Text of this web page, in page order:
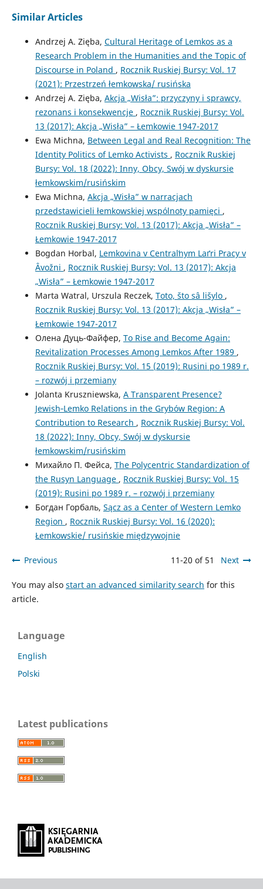
Similar Articles
Andrzej A. Zięba, Cultural Heritage of Lemkos as a
Research Problem in the Humanities and the Topic of
Discourse in Poland , Rocznik Ruskiej Bursy: Vol. 17
(2021): Przestrzeń łemkowska/ rusińska
Andrzej A. Zięba, Akcja „Wisła”: przyczyny i sprawcy,
rezonans i konsekwencje , Rocznik Ruskiej Bursy: Vol.
13 (2017): Akcja „Wisła” – Łemkowie 1947-2017
Ewa Michna, Between Legal and Real Recognition: The
Identity Politics of Lemko Activists , Rocznik Ruskiej
Bursy: Vol. 18 (2022): Inny, Obcy, Swój w dyskursie
łemkowskim/rusińskim
Ewa Michna, Akcja „Wisła” w narracjach
przedstawicieli łemkowskiej wspólnoty pamięci ,
Rocznik Ruskiej Bursy: Vol. 13 (2017): Akcja „Wisła” –
Łemkowie 1947-2017
Bogdan Horbal, Lemkovina v Centralʹnym Laґrі Pracy v
Âvožnі , Rocznik Ruskiej Bursy: Vol. 13 (2017): Akcja
„Wisła” – Łemkowie 1947-2017
Marta Watral, Urszula Reczek, Toto, što sâ lišylo ,
Rocznik Ruskiej Bursy: Vol. 13 (2017): Akcja „Wisła” –
Łemkowie 1947-2017
Олена Дуць-Файфер, To Rise and Become Again:
Revitalization Processes Among Lemkos After 1989 ,
Rocznik Ruskiej Bursy: Vol. 15 (2019): Rusini po 1989 r.
– rozwój i przemiany
Jolanta Kruszniewska, A Transparent Presence?
Jewish‑Lemko Relations in the Grybów Region: A
Contribution to Research , Rocznik Ruskiej Bursy: Vol.
18 (2022): Inny, Obcy, Swój w dyskursie
łemkowskim/rusińskim
Михайло П. Фейса, The Polycentric Standardization of
the Rusyn Language , Rocznik Ruskiej Bursy: Vol. 15
(2019): Rusini po 1989 r. – rozwój i przemiany
Богдан Горбаль, Sącz as a Center of Western Lemko
Region , Rocznik Ruskiej Bursy: Vol. 16 (2020):
Łemkowskie/ rusińskie międzywojnie
Previous 11-20 of 51 Next
You may also start an advanced similarity search for this
article.
Language
English
Polski
Latest publications